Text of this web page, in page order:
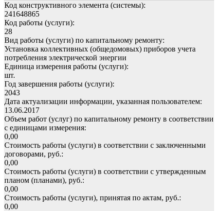
Код конструктивного элемента (системы):
241648865
Код работы (услуги):
28
Вид работы (услуги) по капитальному ремонту:
Установка коллективных (общедомовых) приборов учета
потребления электрической энергии
Единица измерения работы (услуги):
шт.
Год завершения работы (услуги):
2043
Дата актуализации информации, указанная пользователем:
13.06.2017
Объем работ (услуг) по капитальному ремонту в соответствии
с единицами измерения:
0,00
Стоимость работы (услуги) в соответствии с заключенными
договорами, руб.:
0,00
Стоимость работы (услуги) в соответствии с утвержденным
планом (планами), руб.:
0,00
Стоимость работы (услуги), принятая по актам, руб.:
0,00